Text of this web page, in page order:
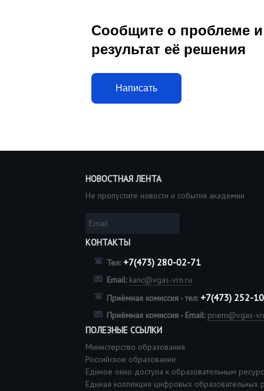
Сообщите о проблеме
результат её решения
Написать
НОВОСТНАЯ ЛЕНТА
Не пропустите новости и события академии
КОНТАКТЫ
Тел: +7(473) 280-02-71
Email: kanc@vgas-vrn.ru
Приёмная комиссия - тел: +7(473) 252-
Приёмная комиссия - Email: priem@vgas-
ПОЛЕЗНЫЕ ССЫЛКИ
Министерство образования
Российское образование
Единое окно доступа к образовательным
Единая коллекция цифровых образовательных